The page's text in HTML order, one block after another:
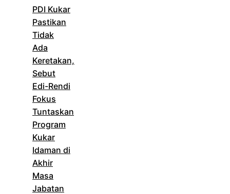
PDI Kukar
Pastikan
Tidak
Ada
Keretakan,
Sebut
Edi-Rendi
Fokus
Tuntaskan
Program
Kukar
Idaman di
Akhir
Masa
Jabatan